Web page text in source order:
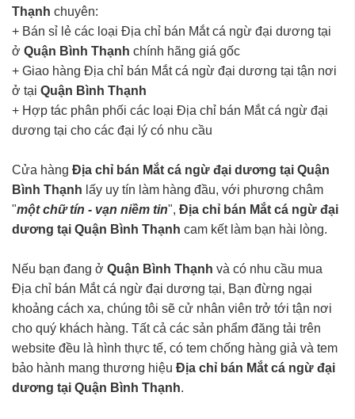
Thạnh chuyên:
+ Bán sỉ lẻ các loại Địa chỉ bán Mắt cá ngừ đại dương tại
ở Quận Bình Thạnh chính hãng giá gốc
+ Giao hàng Địa chỉ bán Mắt cá ngừ đại dương tại tận nơi
ở tại Quận Bình Thạnh
+ Hợp tác phân phối các loại Địa chỉ bán Mắt cá ngừ đại
dương tại cho các đại lý có nhu cầu
Cửa hàng Địa chỉ bán Mắt cá ngừ đại dương tại Quận
Bình Thạnh lấy uy tín làm hàng đầu, với phương châm
"một chữ tín - vạn niềm tin", Địa chỉ bán Mắt cá ngừ đại
dương tại Quận Bình Thạnh cam kết làm bạn hài lòng.
Nếu bạn đang ở Quận Bình Thạnh và có nhu cầu mua
Địa chỉ bán Mắt cá ngừ đại dương tại, Bạn đừng ngại
khoảng cách xa, chúng tôi sẽ cử nhân viên trở tới tận nơi
cho quý khách hàng. Tất cả các sản phẩm đăng tải trên
website đều là hình thực tế, có tem chống hàng giả và tem
bảo hành mang thương hiệu Địa chỉ bán Mắt cá ngừ đại
dương tại Quận Bình Thạnh.